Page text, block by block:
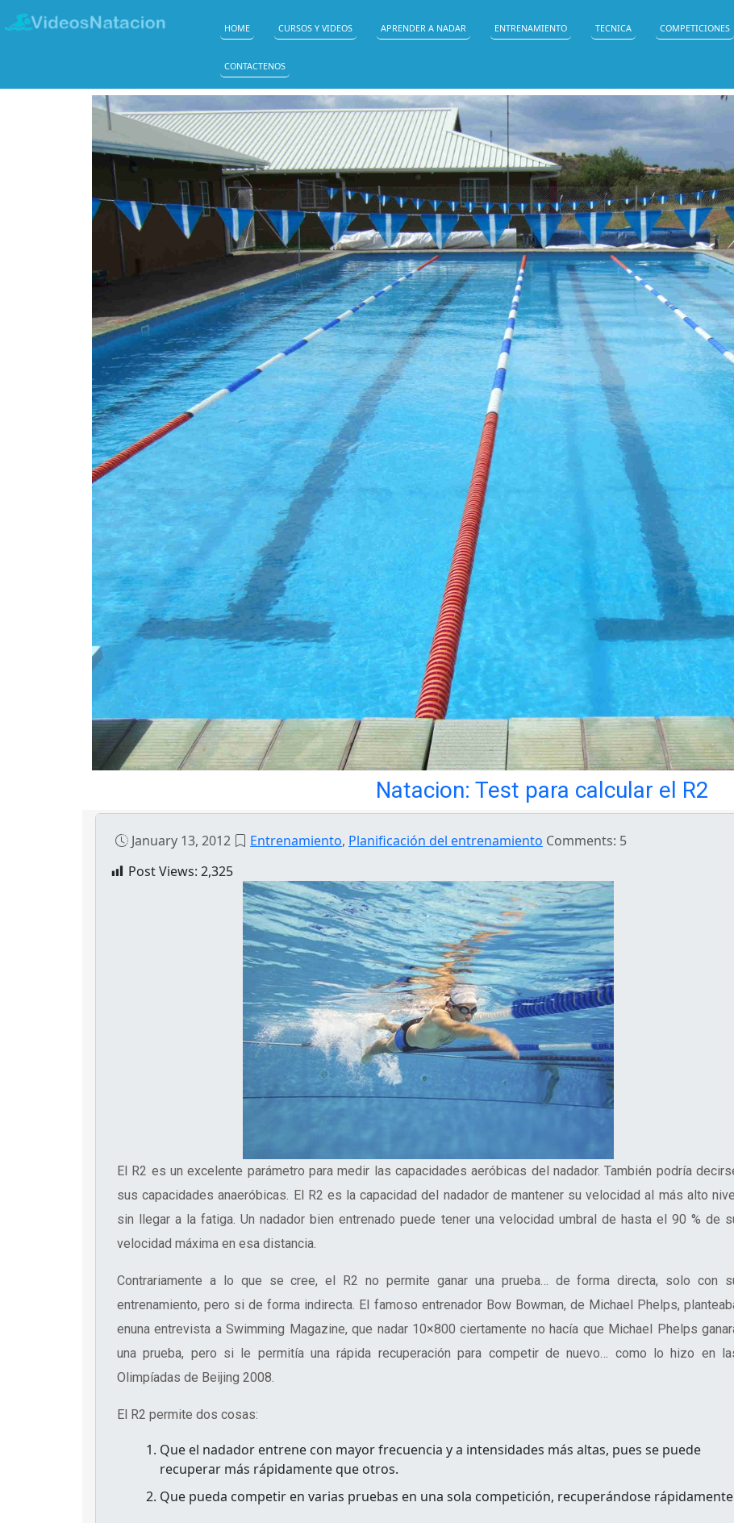
HOME CURSOS Y VIDEOS APRENDER A NADAR ENTRENAMIENTO TECNICA COMPETICIONES
CONTACTENOS
Natacion: Test para calcular el R2
January 13, 2012 Entrenamiento, Planificación del entrenamiento Comments: 5
Post Views: 2,325
El R2 es un excelente parámetro para medir las capacidades aeróbicas del nadador. También podría
sus capacidades anaeróbicas. El R2 es la capacidad del nadador de mantener su velocidad al más alto
sin llegar a la fatiga. Un nadador bien entrenado puede tener una velocidad umbral de hasta el 90 % de
velocidad máxima en esa distancia.
Contrariamente a lo que se cree, el R2 no permite ganar una prueba… de forma directa, solo con
entrenamiento, pero si de forma indirecta. El famoso entrenador Bow Bowman, de Michael Phelps,
enuna entrevista a Swimming Magazine, que nadar 10×800 ciertamente no hacía que Michael Phelps
una prueba, pero si le permitía una rápida recuperación para competir de nuevo… como lo hizo en
Olimpíadas de Beijing 2008.
El R2 permite dos cosas:
Que el nadador entrene con mayor frecuencia y a intensidades más altas, pues se puede
recuperar más rápidamente que otros.
Que pueda competir en varias pruebas en una sola competición, recuperándose